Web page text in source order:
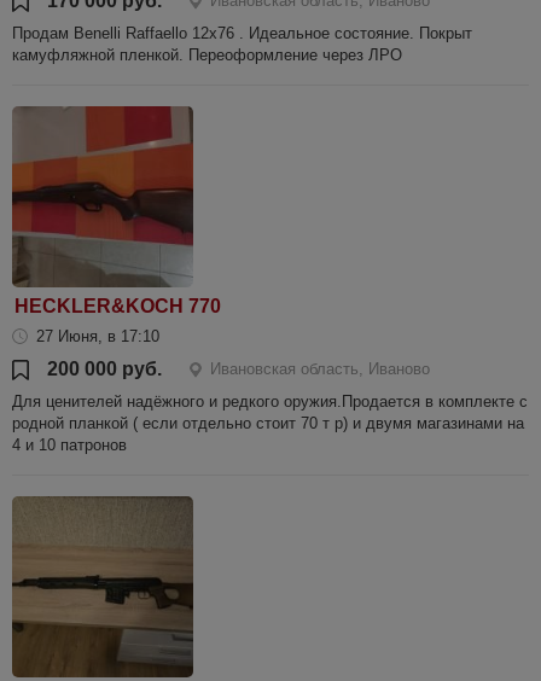
Продам Benelli Raffaello 12х76 . Идеальное состояние. Покрыт
камуфляжной пленкой. Переоформление через ЛРО
HECKLER&KOCH 770
27 Июня, в 17:10
200 000 руб.
Ивановская область, Иваново
Для ценителей надёжного и редкого оружия.Продается в комплекте с
родной планкой ( если отдельно стоит 70 т р) и двумя магазинами на
4 и 10 патронов